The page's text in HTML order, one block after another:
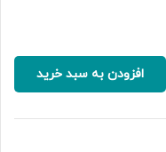
افزودن به سبد خرید